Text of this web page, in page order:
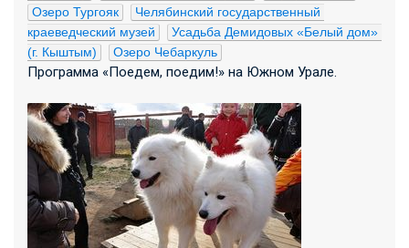
Озеро Тургояк
Челябинский государственный
краеведческий музей
Усадьба Демидовых «Белый дом»
(г. Кыштым)
Озеро Чебаркуль
Программа «Поедем, поедим!» на Южном Урале.